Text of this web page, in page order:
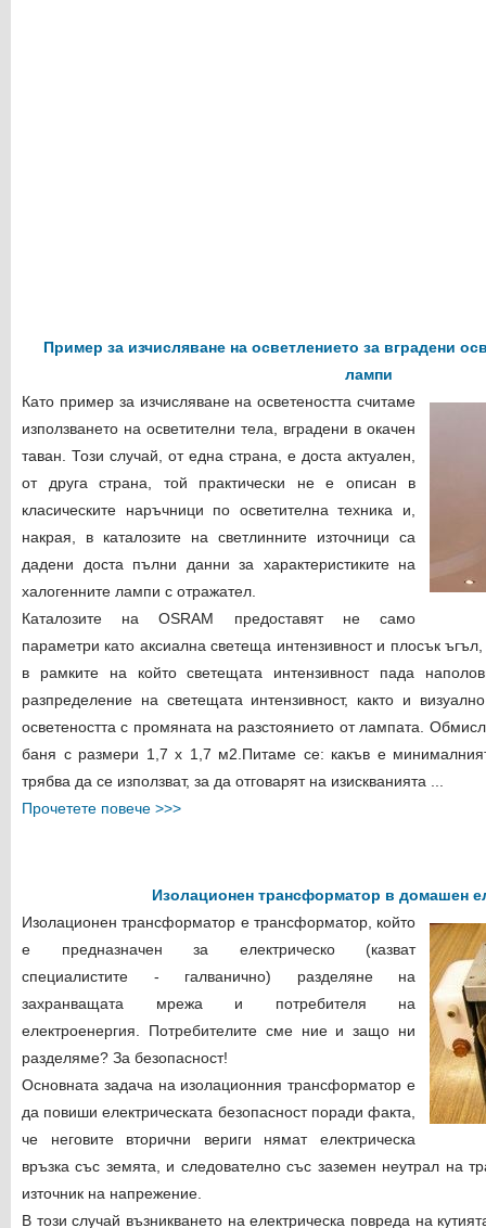
Пример за изчисляване на осветлението за вградени
лампи
Като пример за изчисляване на осветеността считаме
използването на осветителни тела, вградени в окачен
таван. Този случай, от една страна, е доста актуален,
от друга страна, той практически не е описан в
класическите наръчници по осветителна техника и,
накрая, в каталозите на светлинните източници са
дадени доста пълни данни за характеристиките на
халогенните лампи с отражател.
Каталозите на OSRAM предоставят не само
параметри като аксиална светеща интензивност и плосък
в рамките на който светещата интензивност пада
разпределение на светещата интензивност, както и
осветеността с промяната на разстоянието от лампата.
баня с размери 1,7 х 1,7 м2.Питаме се: какъв е
трябва да се използват, за да отговарят на изискванията ...
Прочетете повече >>>
Изолационен трансформатор в домашен
Изолационен трансформатор е трансформатор, който
е предназначен за електрическо (казват
специалистите - галванично) разделяне на
захранващата мрежа и потребителя на
електроенергия. Потребителите сме ние и защо ни
разделяме? За безопасност!
Основната задача на изолационния трансформатор е
да повиши електрическата безопасност поради факта,
че неговите вторични вериги нямат електрическа
връзка със земята, и следователно със заземен неутрал на
източник на напрежение.
В този случай възникването на електрическа повреда на